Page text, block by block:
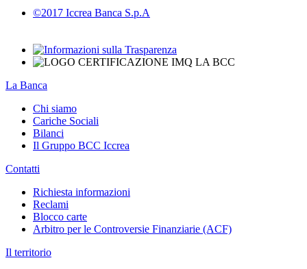
©2017 Iccrea Banca S.p.A
La Banca
Chi siamo
Cariche Sociali
Bilanci
Il Gruppo BCC Iccrea
Contatti
Richiesta informazioni
Reclami
Blocco carte
Arbitro per le Controversie Finanziarie (ACF)
Il territorio